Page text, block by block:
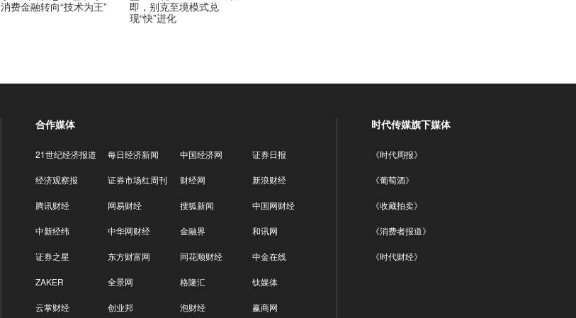
消费金融转向“技术为王”
即，别克至境模式兑
现“快”进化
合作媒体
21世纪经济报道 每日经济新闻 中国经济网 证券日报
经济观察报 证券市场红周刊 财经网 新浪财经
腾讯财经 网易财经 搜狐新闻 中国网财经
中新经纬 中华网财经 金融界 和讯网
证券之星 东方财富网 同花顺财经 中金在线
ZAKER 全景网 格隆汇 钛媒体
云掌财经 创业邦 泡财经 赢商网
时代传媒旗下媒体
《时代周报》
《葡萄酒》
《收藏拍卖》
《消费者报道》
《时代财经》